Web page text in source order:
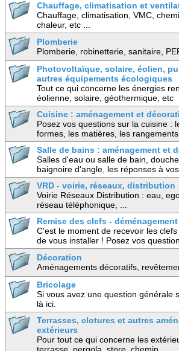
Chauffage, climatisation et
Chauffage, climatisation, VMC,
chaleur, etc ...
Plomberie
Plomberie, robinetterie, sanitaire,
Photovoltaïque, solaire, éolien,
autres équipements écologiques
Tout ce qui concerne les énergies
éolienne, solaire, géothermique, etc
Cuisine : aménagement et
Posez vos questions sur la cuisine :
formes, les matières, les rangements
Salle de bains : aménagement et
Salles d'eau ou salle de bain,
baignoire d'angle, les réponses à
VRD - voirie, réseaux, distribution
Voirie Réseaux Distribution : eau,
réseau téléphonique, ...
Remise des clefs - déménagement
C'est le moment de recevoir les
de vous installer ! Posez vos
Décoration
Aménagements décoratifs,
Bricolage
Si vous avez une question générale
là ici.
Terrasses, clotures et autres
extérieurs
Pour tout ce qui concerne les